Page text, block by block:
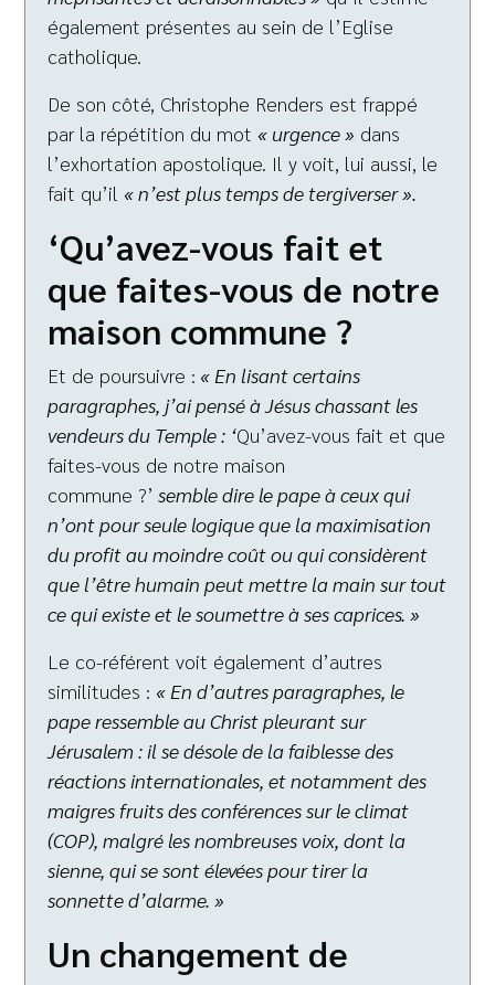
également présentes au sein de l’Eglise
catholique.
De son côté, Christophe Renders est frappé
par la répétition du mot « urgence » dans
l’exhortation apostolique. Il y voit, lui aussi, le
fait qu’il « n’est plus temps de tergiverser ».
‘Qu’avez-vous fait et
que faites-vous de notre
maison commune ?
Et de poursuivre : « En lisant certains
paragraphes, j’ai pensé à Jésus chassant les
vendeurs du Temple : ‘Qu’avez-vous fait et que
faites-vous de notre maison
commune ?’ semble dire le pape à ceux qui
n’ont pour seule logique que la maximisation
du profit au moindre coût ou qui considèrent
que l’être humain peut mettre la main sur tout
ce qui existe et le soumettre à ses caprices. »
Le co-référent voit également d’autres
similitudes : « En d’autres paragraphes, le
pape ressemble au Christ pleurant sur
Jérusalem : il se désole de la faiblesse des
réactions internationales, et notamment des
maigres fruits des conférences sur le climat
(COP), malgré les nombreuses voix, dont la
sienne, qui se sont élevées pour tirer la
sonnette d’alarme. »
Un changement de